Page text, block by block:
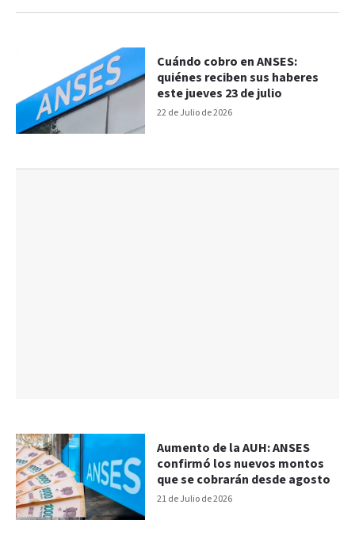
22 de Julio de 2026
Cuándo cobro en ANSES:
quiénes reciben sus haberes
este jueves 23 de julio
21 de Julio de 2026
Aumento de la AUH: ANSES
confirmó los nuevos montos
que se cobrarán desde agosto